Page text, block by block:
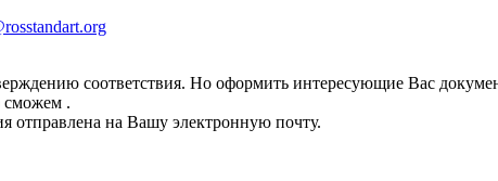
соответствия. Но оформить интересующие Вас
сможем .
отправлена на Вашу электронную почту.